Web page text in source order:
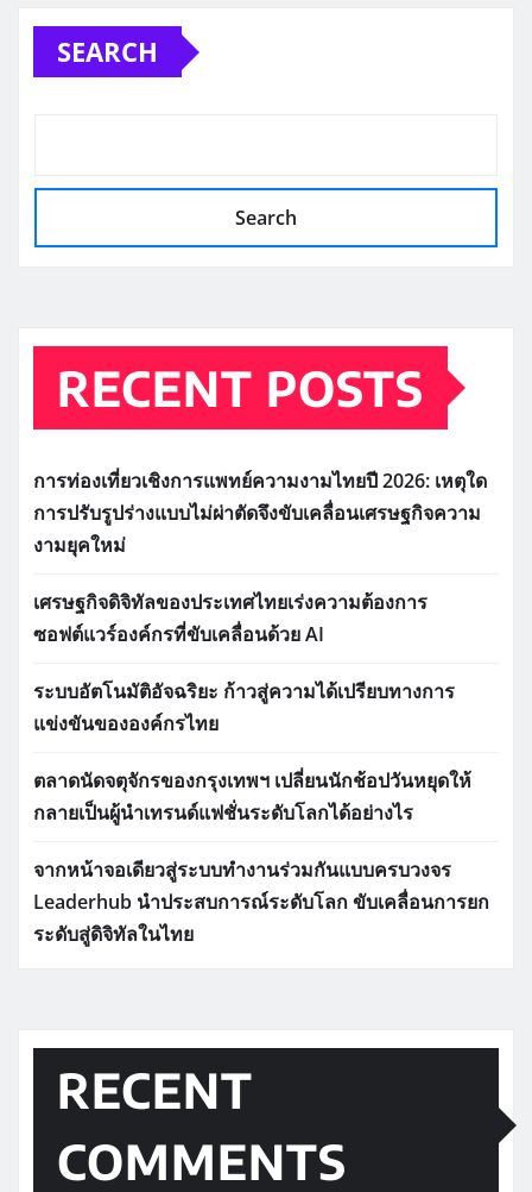
SEARCH
Search
RECENT POSTS
การท่องเที่ยวเชิงการแพทย์ความงามไทยปี 2026: เหตุใด
การปรับรูปร่างแบบไม่ผ่าตัดจึงขับเคลื่อนเศรษฐกิจความ
งามยุคใหม่
เศรษฐกิจดิจิทัลของประเทศไทยเร่งความต้องการ
ซอฟต์แวร์องค์กรที่ขับเคลื่อนด้วย AI
ระบบอัตโนมัติอัจฉริยะ ก้าวสู่ความได้เปรียบทางการ
แข่งขันขององค์กรไทย
ตลาดนัดจตุจักรของกรุงเทพฯ เปลี่ยนนักช้อปวันหยุดให้
กลายเป็นผู้นำเทรนด์แฟชั่นระดับโลกได้อย่างไร
จากหน้าจอเดียวสู่ระบบทำงานร่วมกันแบบครบวงจร
Leaderhub นำประสบการณ์ระดับโลก ขับเคลื่อนการยก
ระดับสู่ดิจิทัลในไทย
RECENT
COMMENTS